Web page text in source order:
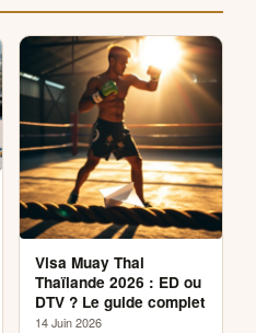
Visa Muay Thai
Thaïlande 2026 : ED ou
DTV ? Le guide complet
14 Juin 2026